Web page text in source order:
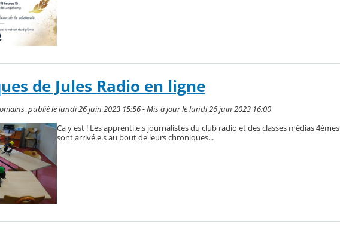
de Jules Radio en ligne
publié le lundi 26 juin 2023 15:56 - Mis à jour le lundi 26 juin 2023 16:00
Ca y est ! Les apprenti.e.s journalistes du club radio et des classes médias 4èmes
sont arrivé.e.s au bout de leurs chroniques...